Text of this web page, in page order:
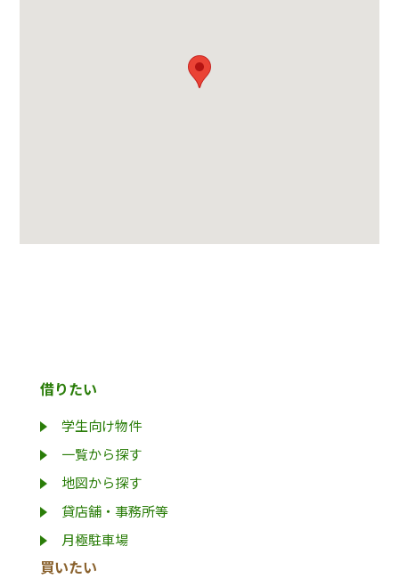
借りたい
学生向け物件
一覧から探す
地図から探す
貸店舗・事務所等
月極駐車場
買いたい